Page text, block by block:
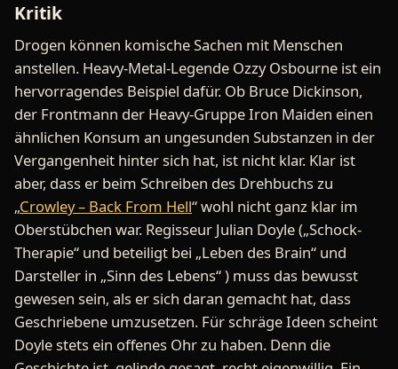
Kritik
Drogen können komische Sachen mit Menschen
anstellen. Heavy-Metal-Legende Ozzy Osbourne ist ein
hervorragendes Beispiel dafür. Ob Bruce Dickinson,
der Frontmann der Heavy-Gruppe Iron Maiden einen
ähnlichen Konsum an ungesunden Substanzen in der
Vergangenheit hinter sich hat, ist nicht klar. Klar ist
aber, dass er beim Schreiben des Drehbuchs zu
„Crowley – Back From Hell“ wohl nicht ganz klar im
Oberstübchen war. Regisseur Julian Doyle („Schock-
Therapie“ und beteiligt bei „Leben des Brain“ und
Darsteller in „Sinn des Lebens“ ) muss das bewusst
gewesen sein, als er sich daran gemacht hat, dass
Geschriebene umzusetzen. Für schräge Ideen scheint
Doyle stets ein offenes Ohr zu haben. Denn die